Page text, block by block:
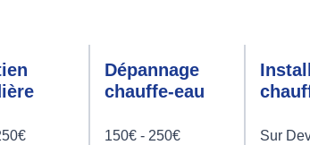
Dépannage
chauffe-eau
150€ - 250€
Sur